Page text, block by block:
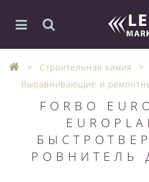
Строительная химия
Выравнивающие и
FORBO
РОВНИТЕЛЬ